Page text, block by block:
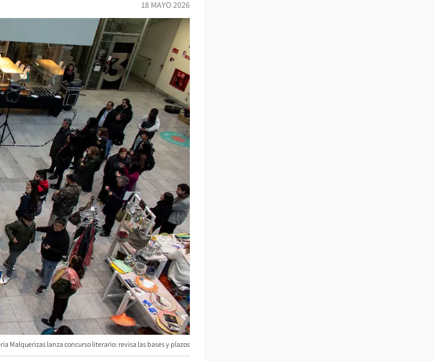
18 MAYO 2026
Malquerizas lanza concurso literario: revisa las bases y plazos